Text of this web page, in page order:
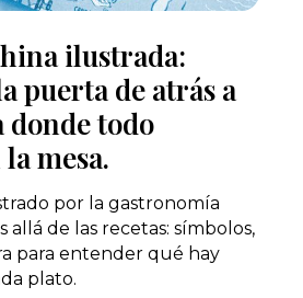
ilustrada:
puerta de atrás a
todo
mesa.
por la gastronomía
allá de las recetas: símbolos,
para entender qué hay
plato.